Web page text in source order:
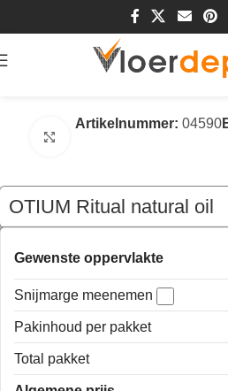
/Vloeren/Laminaat
Artikelnummer: 04590
OTIUM Ritual natural oil
Gewenste oppervlakte
Snijmarge meenemen
Pakinhoud per pakket
Total pakket